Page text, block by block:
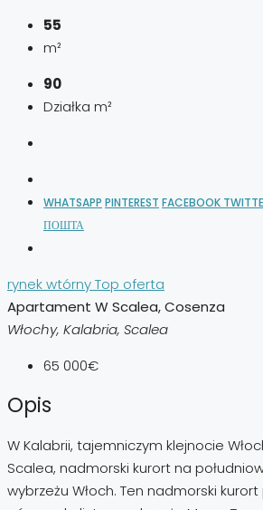
55
m²
90
Działka m²
WHATSAPP PINTEREST FACEBOOK
ПОШТА
rynek wtórnyTop oferta
Apartament W Scalea, Cosenza
Włochy, Kalabria, Scalea
65 000€
Opis
W Kalabrii, tajemniczym klejnocie
Scalea, nadmorski kurort na
wybrzeżu Włoch. Ten nadmorski